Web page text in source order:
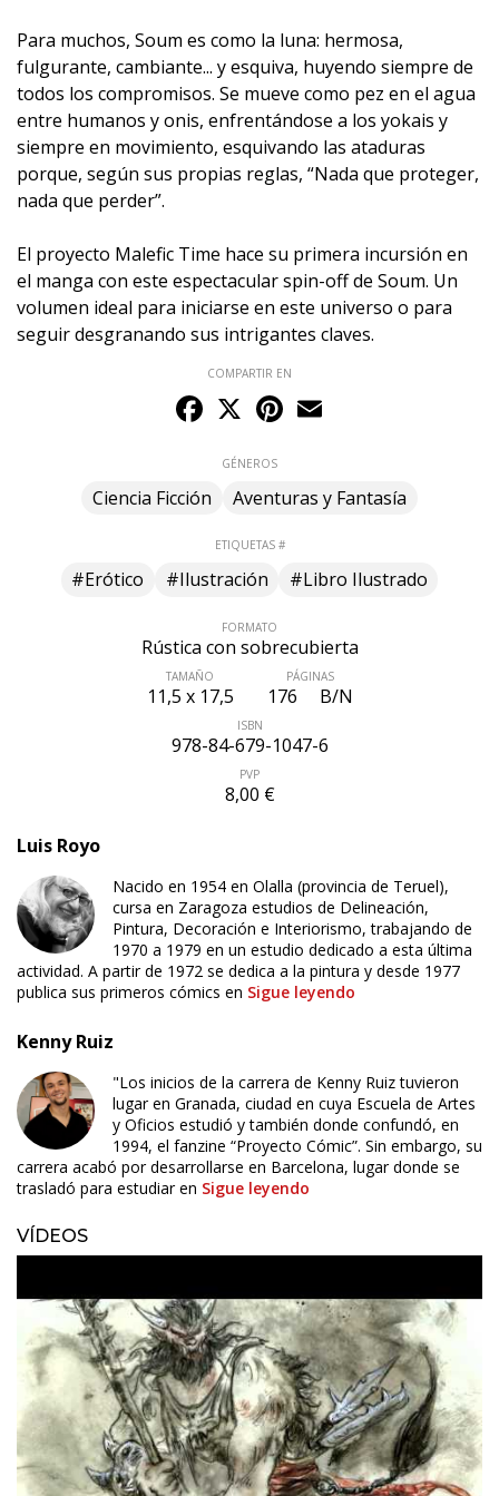
Para muchos, Soum es como la luna: hermosa,
fulgurante, cambiante... y esquiva, huyendo siempre de
todos los compromisos. Se mueve como pez en el agua
entre humanos y onis, enfrentándose a los yokais y
siempre en movimiento, esquivando las ataduras
porque, según sus propias reglas, “Nada que proteger,
nada que perder”.
El proyecto Malefic Time hace su primera incursión en
el manga con este espectacular spin-off de Soum. Un
volumen ideal para iniciarse en este universo o para
seguir desgranando sus intrigantes claves.
COMPARTIR EN
Facebook
X Pinterest
GÉNEROS
Ciencia Ficción Aventuras y Fantasía
ETIQUETAS #
#Erótico #Ilustración #Libro Ilustrado
FORMATO
Rústica con sobrecubierta
TAMAÑO
11,5 x 17,5
PÁGINAS
176 B/N
ISBN
978-84-679-1047-6
PVP
8,00 €
Luis Royo
Nacido en 1954 en Olalla (provincia de Teruel),
cursa en Zaragoza estudios de Delineación,
Pintura, Decoración e Interiorismo, trabajando de
1970 a 1979 en un estudio dedicado a esta última
actividad. A partir de 1972 se dedica a la pintura y desde 1977
publica sus primeros cómics en Sigue leyendo
Kenny Ruiz
"Los inicios de la carrera de Kenny Ruiz tuvieron
lugar en Granada, ciudad en cuya Escuela de Artes
y Oficios estudió y también donde confundó, en
1994, el fanzine “Proyecto Cómic”. Sin embargo, su
carrera acabó por desarrollarse en Barcelona, lugar donde se
trasladó para estudiar en Sigue leyendo
VÍDEOS